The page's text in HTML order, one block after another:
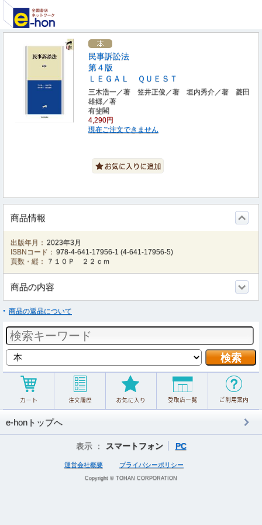
民事訴訟法
第４版
ＬＥＧＡＬ ＱＵＥＳＴ
三木浩一／著 笠井正俊／著 垣内秀介／著 菱田
雄郷／著
有斐閣
4,290円
現在ご注文できません
商品情報
出版年月： 2023年3月
ISBNコード： 978-4-641-17956-1 (4-641-17956-5)
頁数・縦：
７１０Ｐ ２２ｃｍ
商品の内容
商品の返品について
e-honトップへ
表示 ： スマートフォン PC
運営会社概要 プライバシーポリシー
Copyright © TOHAN CORPORATION